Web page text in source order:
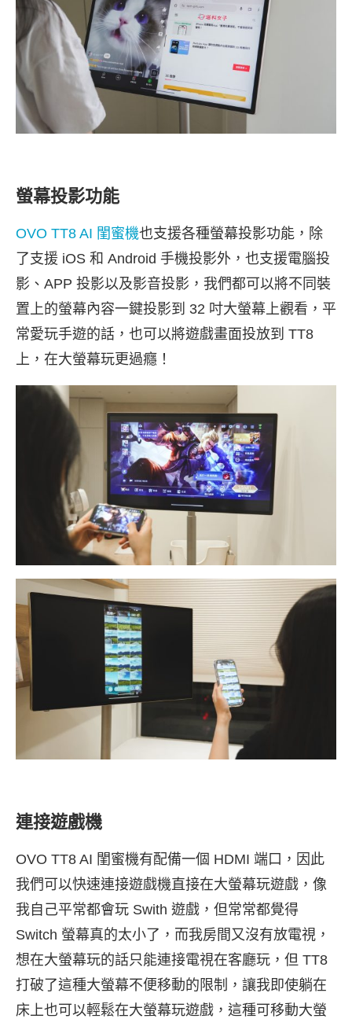
螢幕投影功能
OVO TT8 AI 閨蜜機也支援各種螢幕投影功能，除
了支援 iOS 和 Android 手機投影外，也支援電腦投
影、APP 投影以及影音投影，我們都可以將不同裝
置上的螢幕內容一鍵投影到 32 吋大螢幕上觀看，平
常愛玩手遊的話，也可以將遊戲畫面投放到 TT8
上，在大螢幕玩更過癮！
連接遊戲機
OVO TT8 AI 閨蜜機有配備一個 HDMI 端口，因此
我們可以快速連接遊戲機直接在大螢幕玩遊戲，像
我自己平常都會玩 Swith 遊戲，但常常都覺得
Switch 螢幕真的太小了，而我房間又沒有放電視，
想在大螢幕玩的話只能連接電視在客廳玩，但 TT8
打破了這種大螢幕不便移動的限制，讓我即使躺在
床上也可以輕鬆在大螢幕玩遊戲，這種可移動大螢